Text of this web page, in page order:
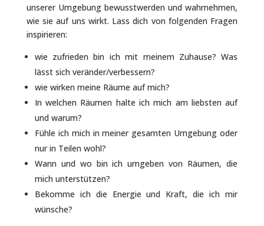
unserer Umgebung bewusstwerden und wahrnehmen,
wie sie auf uns wirkt. Lass dich von folgenden Fragen
inspirieren:
wie zufrieden bin ich mit meinem Zuhause? Was
lässt sich veränder/verbessern?
wie wirken meine Räume auf mich?
In welchen Räumen halte ich mich am liebsten auf
und warum?
Fühle ich mich in meiner gesamten Umgebung oder
nur in Teilen wohl?
Wann und wo bin ich umgeben von Räumen, die
mich unterstützen?
Bekomme ich die Energie und Kraft, die ich mir
wünsche?